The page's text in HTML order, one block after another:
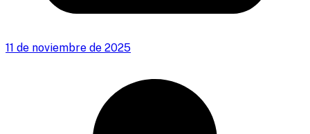
11 de noviembre de 2025